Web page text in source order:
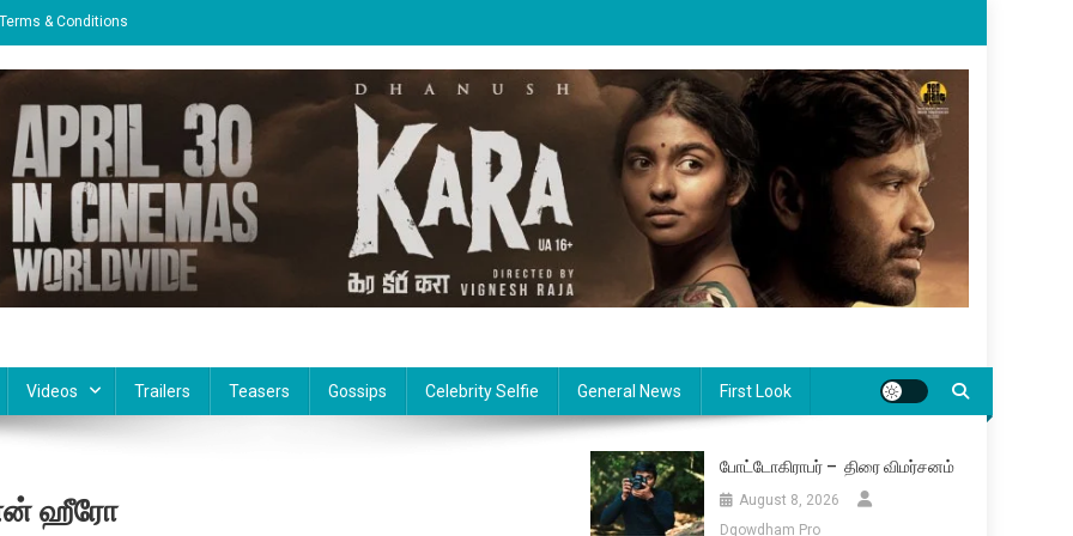
Terms & Conditions
Videos Trailers Teasers Gossips Celebrity Selfie General News First Look
ஹீரோ
போட்டோகிராபர் – திரை விமர்சனம்
August 8, 2026
Dgowdham Pro